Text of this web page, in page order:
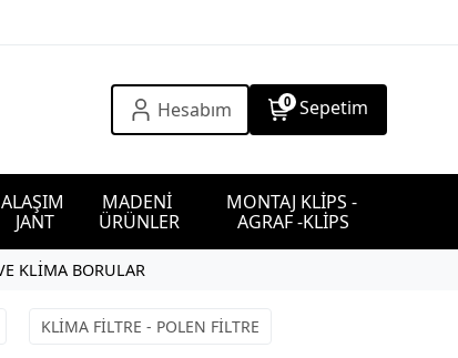
Hesabım 0 Sepetim
ALAŞIM
JANT
MADENİ
ÜRÜNLER
MONTAJ KLİPS -
AGRAF -KLİPS
KLİMA BORULAR
KLİMA FİLTRE - POLEN FİLTRE